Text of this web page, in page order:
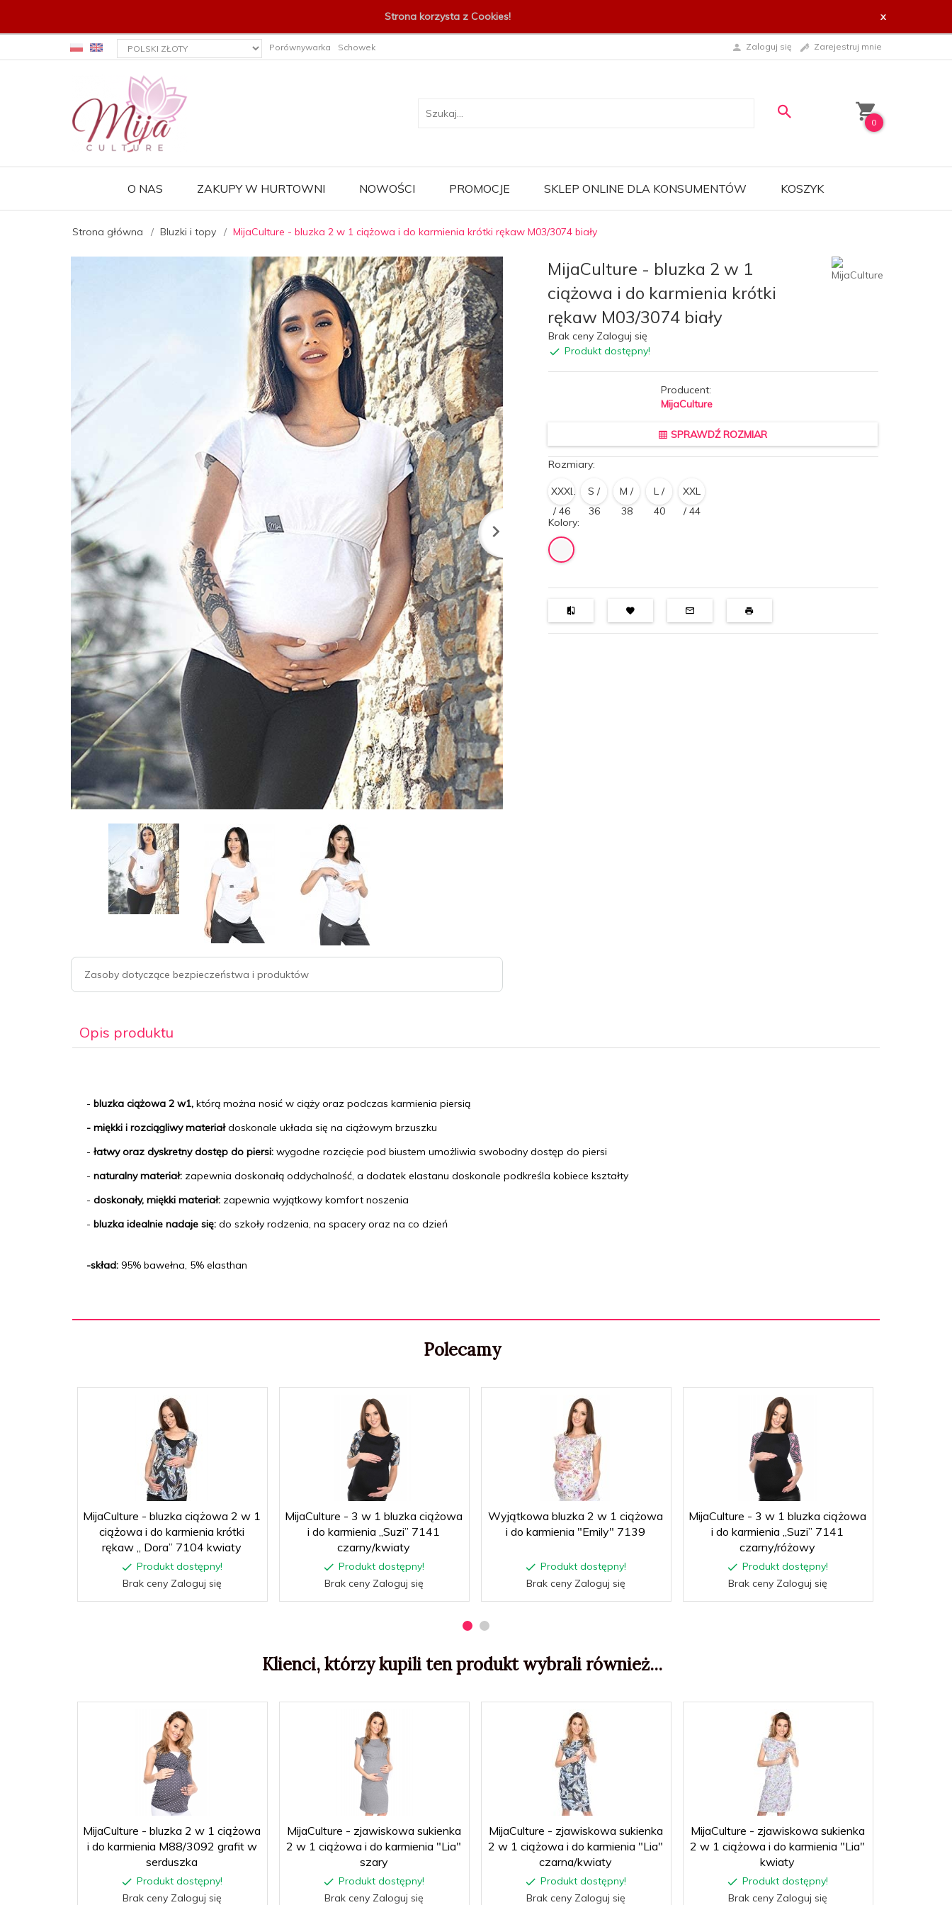
Strona korzysta z Cookies! x
currency_h Porównywarka Schowek Zaloguj się Zarejestruj mnie
0
O NAS ZAKUPY W HURTOWNI NOWOŚCI PROMOCJE SKLEP ONLINE DLA KONSUMENTÓW KOSZYK
Strona główna Bluzki i topy MijaCulture - bluzka 2 w 1 ciążowa i do karmienia krótki rękaw M03/3074 biały
Zasoby dotyczące bezpieczeństwa i produktów
MijaCulture - bluzka 2 w 1
ciążowa i do karmienia krótki
rękaw M03/3074 biały
Brak ceny Zaloguj się
Produkt dostępny!
Producent:
MijaCulture
SPRAWDŹ ROZMIAR
Rozmiary:
XXXL
/ 46
S /
36
M /
38
L /
40
XXL
/ 44
Kolory:
Opis produktu
- bluzka ciążowa 2 w1, którą można nosić w ciąży oraz podczas karmienia piersią
- miękki i rozciągliwy materiałdoskonale układa się na ciążowym brzuszku
- łatwy oraz dyskretny dostęp do piersi: wygodne rozcięcie pod biustem umożliwia swobodny dostęp do piersi
- naturalny materiał: zapewnia doskonałą oddychalność, a dodatek elastanu doskonale podkreśla kobiece kształty
- doskonały, miękki materiał: zapewnia wyjątkowy komfort noszenia
- bluzka idealnie nadaje się: do szkoły rodzenia, na spacery oraz na co dzień
-skład: 95% bawełna, 5% elasthan
Polecamy
MijaCulture - bluzka ciążowa 2 w 1
ciążowa i do karmienia krótki
rękaw „ Dora” 7104 kwiaty
Produkt dostępny!
Brak ceny Zaloguj się
MijaCulture - 3 w 1 bluzka ciążowa
i do karmienia „Suzi” 7141
czarny/kwiaty
Produkt dostępny!
Brak ceny Zaloguj się
Wyjątkowa bluzka 2 w 1 ciążowa
i do karmienia "Emily" 7139
Produkt dostępny!
Brak ceny Zaloguj się
MijaCulture - 3 w 1 bluzka ciążowa
i do karmienia „Suzi” 7141
czarny/różowy
Produkt dostępny!
Brak ceny Zaloguj się
Klienci, którzy kupili ten produkt wybrali również...
MijaCulture - bluzka 2 w 1 ciążowa
i do karmienia M88/3092 grafit w
serduszka
Produkt dostępny!
Brak ceny Zaloguj się
MijaCulture - zjawiskowa sukienka
2 w 1 ciążowa i do karmienia "Lia"
szary
Produkt dostępny!
Brak ceny Zaloguj się
MijaCulture - zjawiskowa sukienka
2 w 1 ciążowa i do karmienia "Lia"
czarna/kwiaty
Produkt dostępny!
Brak ceny Zaloguj się
MijaCulture - zjawiskowa sukienka
2 w 1 ciążowa i do karmienia "Lia"
kwiaty
Produkt dostępny!
Brak ceny Zaloguj się